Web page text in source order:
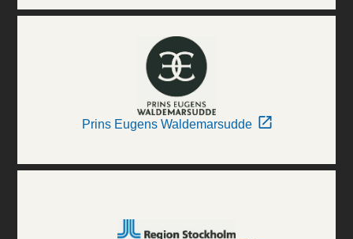
Prins Eugens Waldemarsudde